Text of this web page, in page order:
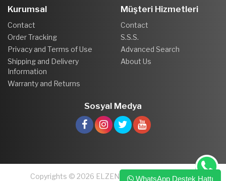
Kurumsal
Contact
Order Tracking
Privacy and Terms of Use
Shipping and Delivery
Information
Warranty and Returns
Müşteri Hizmetleri
Contact
S.S.S.
Advanced Search
About Us
Sosyal Medya
Copyrights © 2026 ELZEN PLASTİK VE MOBİLYA
WhatsApp Destek Hattı